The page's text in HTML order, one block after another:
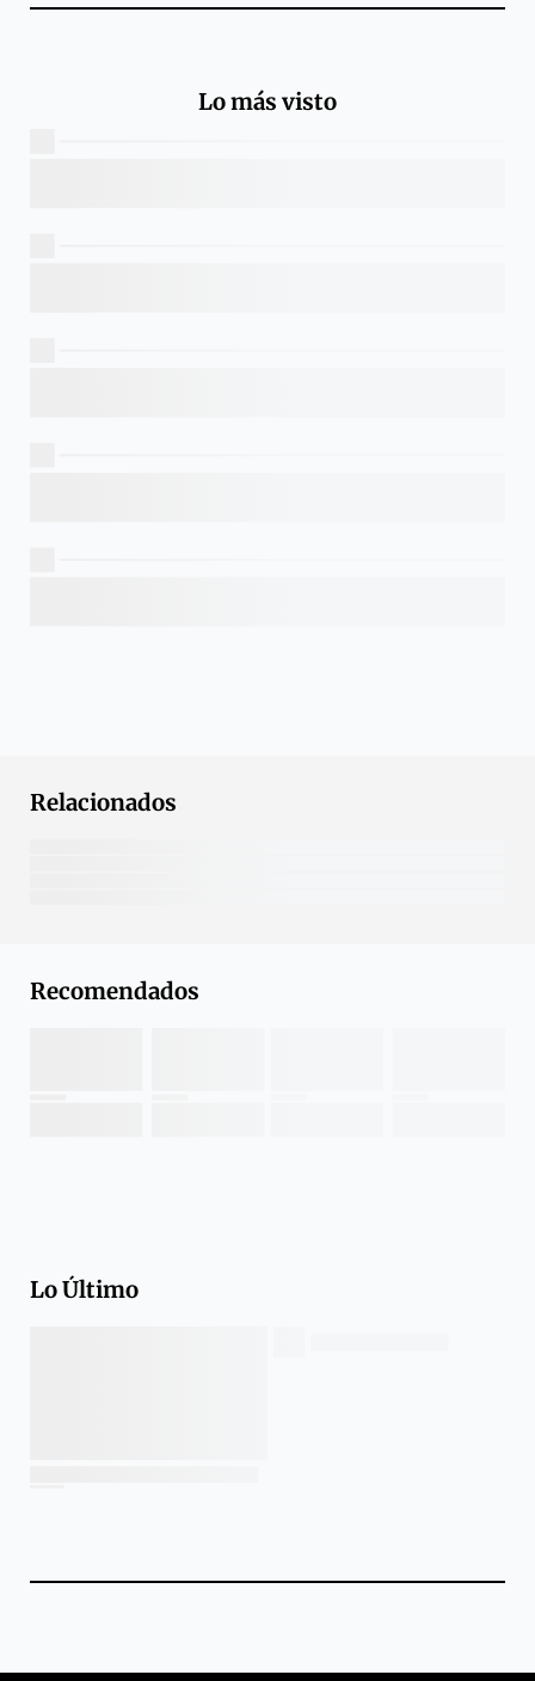
Lo más visto
Relacionados
Recomendados
Lo Último